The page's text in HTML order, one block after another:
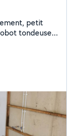
tondeuse,